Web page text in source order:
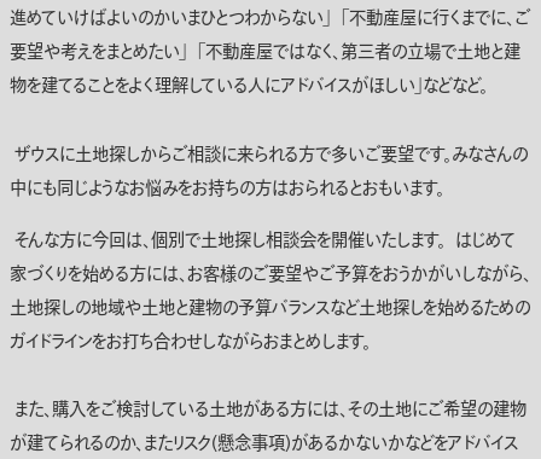
進めていけばよいのかいまひとつわからない」 「不動産屋に行くまでに、ご
要望や考えをまとめたい」 「不動産屋ではなく、第三者の立場で土地と建
物を建てることをよく理解している人にアドバイスがほしい」などなど。
ザウスに土地探しからご相談に来られる方で多いご要望です。みなさんの
中にも同じようなお悩みをお持ちの方はおられるとおもいます。
そんな方に今回は、個別で土地探し相談会を開催いたします。 はじめて
家づくりを始める方には、お客様のご要望やご予算をおうかがいしながら、
土地探しの地域や土地と建物の予算バランスなど土地探しを始めるための
ガイドラインをお打ち合わせしながらおまとめします。
また、購入をご検討している土地がある方には、その土地にご希望の建物
が建てられるのか、またリスク(懸念事項)があるかないかなどをアドバイス